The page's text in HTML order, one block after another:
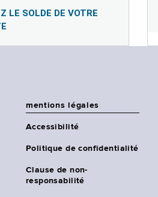
LE SOLDE DE VOTRE
mentions légales
Accessibilité
Politique de confidentialité
Clause de non-
responsabilité